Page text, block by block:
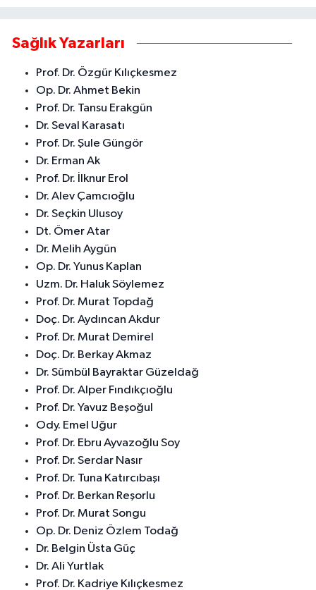
Sağlık Yazarları
Prof. Dr. Özgür Kılıçkesmez
Op. Dr. Ahmet Bekin
Prof. Dr. Tansu Erakgün
Dr. Seval Karasatı
Prof. Dr. Şule Güngör
Dr. Erman Ak
Prof. Dr. İlknur Erol
Dr. Alev Çamcıoğlu
Dr. Seçkin Ulusoy
Dt. Ömer Atar
Dr. Melih Aygün
Op. Dr. Yunus Kaplan
Uzm. Dr. Haluk Söylemez
Prof. Dr. Murat Topdağ
Doç. Dr. Aydıncan Akdur
Prof. Dr. Murat Demirel
Doç. Dr. Berkay Akmaz
Dr. Sümbül Bayraktar Güzeldağ
Prof. Dr. Alper Fındıkçıoğlu
Prof. Dr. Yavuz Beşoğul
Ody. Emel Uğur
Prof. Dr. Ebru Ayvazoğlu Soy
Prof. Dr. Serdar Nasır
Prof. Dr. Tuna Katırcıbaşı
Prof. Dr. Berkan Reşorlu
Prof. Dr. Murat Songu
Op. Dr. Deniz Özlem Todağ
Dr. Belgin Üsta Güç
Dr. Ali Yurtlak
Prof. Dr. Kadriye Kılıçkesmez